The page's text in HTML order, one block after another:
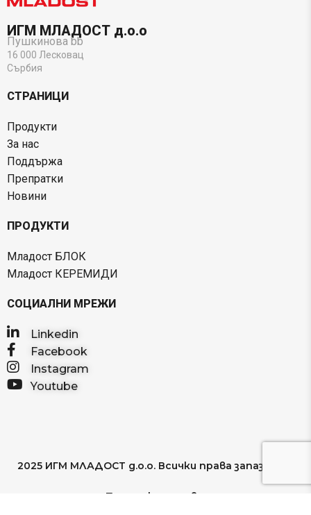
ИГМ МЛАДОСТ д.о.о
Пушкинова bb
16 000 Лесковац
Сърбия
СТРАНИЦИ
Продукти
За нас
Поддържа
Препратки
Новини
ПРОДУКТИ
Младост БЛОК
Младост КЕРЕМИДИ
СОЦИАЛНИ МРЕЖИ
Linkedin
Facebook
Instagram
Youtube
2025 ИГМ МЛАДОСТ д.о.о. Всички права запазени
Политика за поверителност